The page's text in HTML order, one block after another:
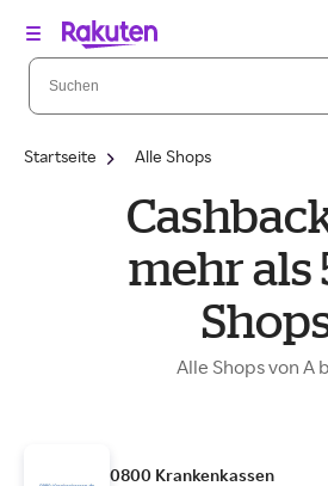
Startseite Alle Shops
mehr als
Alle Shops von A
0800 Krankenkassen